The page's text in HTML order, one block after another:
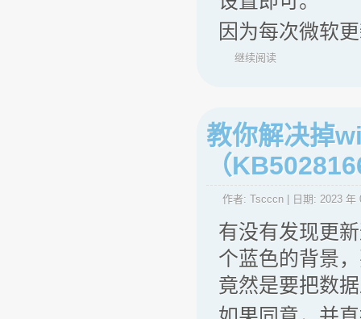
因为每次微软
继续阅读
教你解决掉
（
作者: Tscccn | 日期: 2023 年
有没有发现更
个蓝色的背景
竟然是要把数